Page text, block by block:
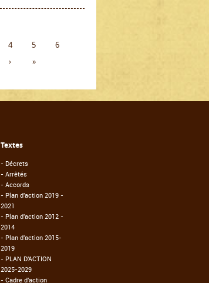
4 5
6
› »
Textes
- Décrets
- Arrêtés
- Accords
- Plan d'action 2019 -
2021
- Plan d'action 2012 -
2014
- Plan d'action 2015-
2019
- PLAN D'ACTION
2025-2029
- Cadre d'action